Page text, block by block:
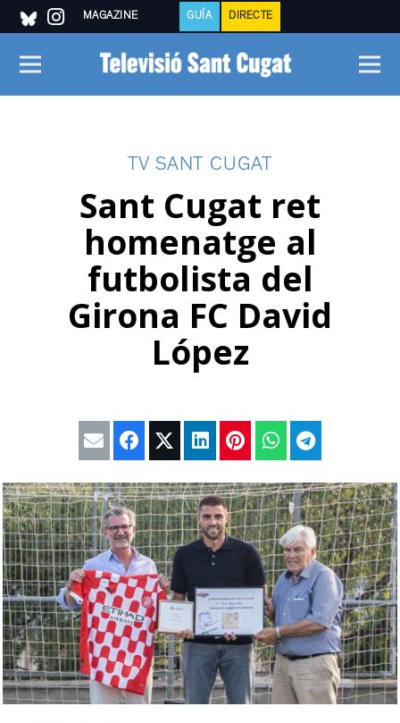
MAGAZINE GUÍA DIRECTE
TV SANT CUGAT
Sant Cugat ret
homenatge al
futbolista del
Girona FC David
López